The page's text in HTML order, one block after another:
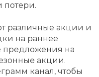
потери.
различные акции и
на раннее
предложения на
акции.
канал, чтобы